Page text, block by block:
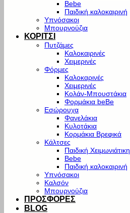
Bebe
Παιδική καλοκαιρινή
Υπνόσακοι
Μπουρνούζια
ΚΟΡΙΤΣΙ
Πυτζάμες
Καλοκαιρινές
Χειμερινές
Φόρμες
Καλοκαρινές
Χειμερινές
Κολάν-Μπουστάκια
Φορμάκια beBe
Εσώρουχα
Φανελάκια
Κυλοτάκια
Κορμάκια Βρεφικά
Κάλτσες
Παιδική Χειμωνιάτικη
Bebe
Παιδική καλοκαιρινή
Υπνόσακοι
Καλσόν
Μπουρνούζια
ΠΡΟΣΦΟΡΕΣ
BLOG